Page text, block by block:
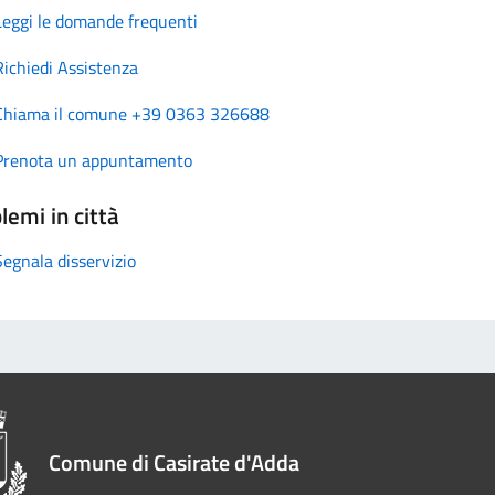
le domande frequenti
Assistenza
il comune +39 0363 326688
un appuntamento
in città
disservizio
Comune di Casirate d'Adda